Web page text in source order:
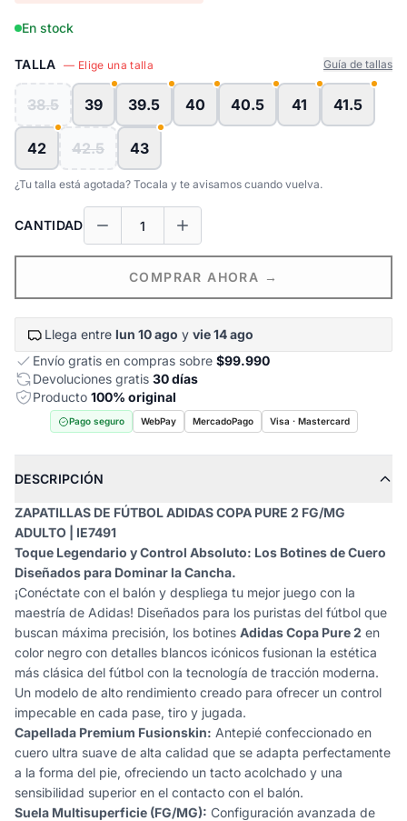
En stock
TALLA — Elige una talla Guía de tallas
38.5 39 39.5 40 40.5 41 41.5
42 42.5 43
¿Tu talla está agotada? Tocala y te avisamos cuando vuelva.
CANTIDAD
COMPRAR AHORA →
Llega entre lun 10 ago y vie 14 ago
Envío gratis en compras sobre $99.990
Devoluciones gratis 30 días
Producto 100% original
Pago seguro WebPay MercadoPago Visa · Mastercard
DESCRIPCIÓN
ZAPATILLAS DE FÚTBOL ADIDAS COPA PURE 2 FG/MG
ADULTO | IE7491
Toque Legendario y Control Absoluto: Los Botines de Cuero
Diseñados para Dominar la Cancha.
¡Conéctate con el balón y despliega tu mejor juego con la
maestría de Adidas! Diseñados para los puristas del fútbol que
buscan máxima precisión, los botines Adidas Copa Pure 2 en
color negro con detalles blancos icónicos fusionan la estética
más clásica del fútbol con la tecnología de tracción moderna.
Un modelo de alto rendimiento creado para ofrecer un control
impecable en cada pase, tiro y jugada.
Capellada Premium Fusionskin: Antepié confeccionado en
cuero ultra suave de alta calidad que se adapta perfectamente
a la forma del pie, ofreciendo un tacto acolchado y una
sensibilidad superior en el contacto con el balón.
Suela Multisuperficie (FG/MG): Configuración avanzada de